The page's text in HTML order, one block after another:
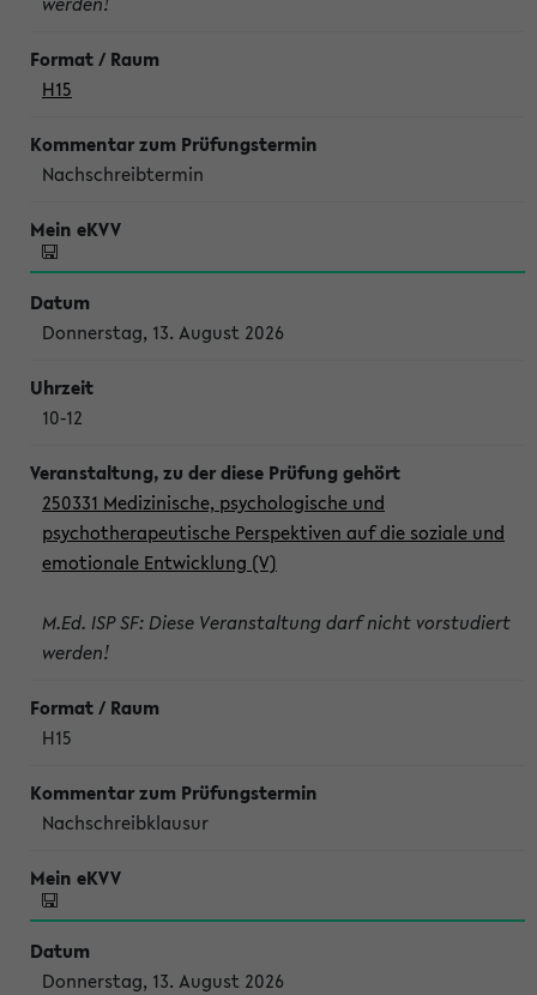
H15
Nachschreibtermin
Donnerstag, 13. August 2026
10-12
250331 Medizinische, psychologische und
psychotherapeutische Perspektiven auf die soziale und
emotionale Entwicklung (V)
M.Ed. ISP SF: Diese Veranstaltung darf nicht vorstudiert
werden!
H15
Nachschreibklausur
Donnerstag, 13. August 2026